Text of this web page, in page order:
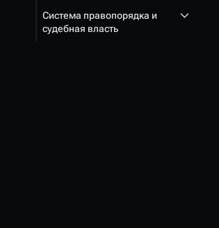
Система правопорядка и
судебная власть